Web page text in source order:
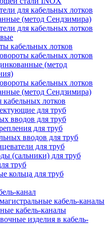
для кабельных лотков
(метод Сендзимира)
для кабельных лотков
кабельных лотков
кабельных лотков
(метод
кабельных лотков
(метод Сендзимира)
лотков
для труб
вводов для труб
для труб
вводов для труб
для труб
(сальники) для труб
труб
кольца для труб
канал
кабель-каналы
кабель-каналы
изделия в кабель-